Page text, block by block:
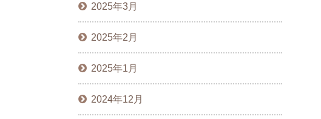
2025年3月
2025年2月
2025年1月
2024年12月